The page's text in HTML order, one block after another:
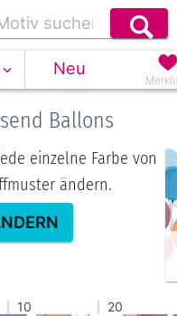
Neu
Ballons
einzelne Farbe von
ändern.